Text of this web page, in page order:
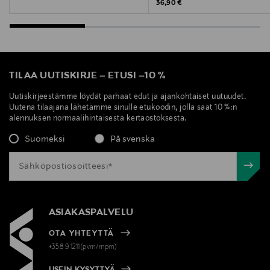
Original Price
36,90 €
TILAA UUTISKIRJE – ETUSI –10 %
Uutiskirjeestämme löydät parhaat edut ja ajankohtaiset uutuudet.
Uutena tilaajana lähetämme sinulle etukoodin, jolla saat 10 %:n
alennuksen normaalihintaisesta kertaostoksesta.
Suomeksi På svenska
ASIAKASPALVELU
OTA YHTEYTTÄ
+358 9 1211(pvm/mpm)